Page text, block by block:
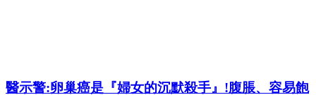
醫示警:卵巢癌是『婦女的沉默殺手』!腹脹、容易飽